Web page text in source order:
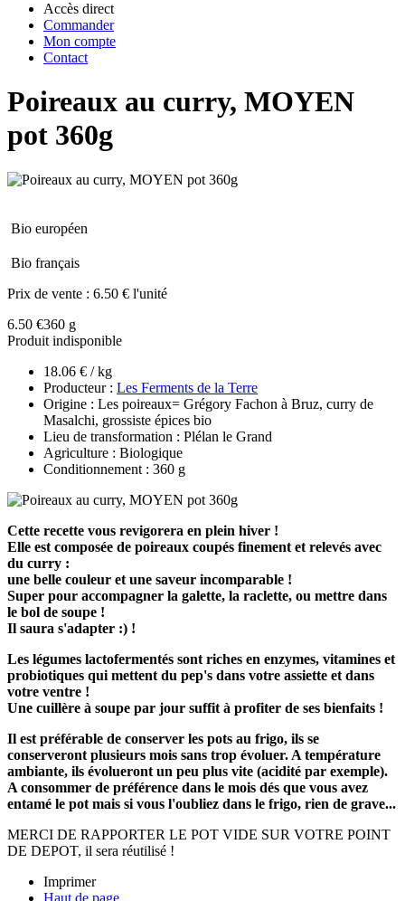
Accès direct
Commander
Mon compte
Contact
Poireaux au curry, MOYEN
pot 360g
Bio européen
Bio français
Prix de vente : 6.50 € l'unité
6.50 €360 g
Produit indisponible
18.06 € / kg
Producteur : Les Ferments de la Terre
Origine : Les poireaux= Grégory Fachon à Bruz, curry de
Masalchi, grossiste épices bio
Lieu de transformation : Plélan le Grand
Agriculture : Biologique
Conditionnement : 360 g
Cette recette vous revigorera en plein hiver !
Elle est composée de poireaux coupés finement et relevés avec
du curry :
​​​une belle couleur et une saveur incomparable !
Super pour accompagner la galette, la raclette, ou mettre dans
le bol de soupe !
Il saura s'adapter :) !
Les légumes lactofermentés sont riches en enzymes, vitamines et
probiotiques qui mettent du pep's dans votre assiette et dans
votre ventre !
Une cuillère à soupe par jour suffit à profiter de ses bienfaits !
Il est préférable de conserver les pots au frigo, ils se
conserveront plusieurs mois sans trop évoluer. A température
ambiante, ils évolueront un peu plus vite (acidité par exemple).
A consommer de préférence dans le mois dés que vous avez
entamé le pot mais si vous l'oubliez dans le frigo, rien de grave...
MERCI DE RAPPORTER LE POT VIDE SUR VOTRE POINT
DE DEPOT, il sera réutilisé !
Imprimer
Haut de page